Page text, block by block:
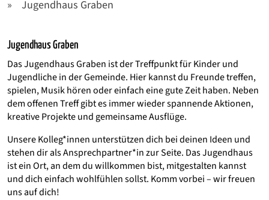
»
Jugendhaus Graben
Jugendhaus Graben
Das Jugendhaus Graben ist der Treffpunkt für Kinder und
Jugendliche in der Gemeinde. Hier kannst du Freunde treffen,
spielen, Musik hören oder einfach eine gute Zeit haben. Neben
dem offenen Treff gibt es immer wieder spannende Aktionen,
kreative Projekte und gemeinsame Ausflüge.
Unsere Kolleg*innen unterstützen dich bei deinen Ideen und
stehen dir als Ansprechpartner*in zur Seite. Das Jugendhaus
ist ein Ort, an dem du willkommen bist, mitgestalten kannst
und dich einfach wohlfühlen sollst. Komm vorbei – wir freuen
uns auf dich!